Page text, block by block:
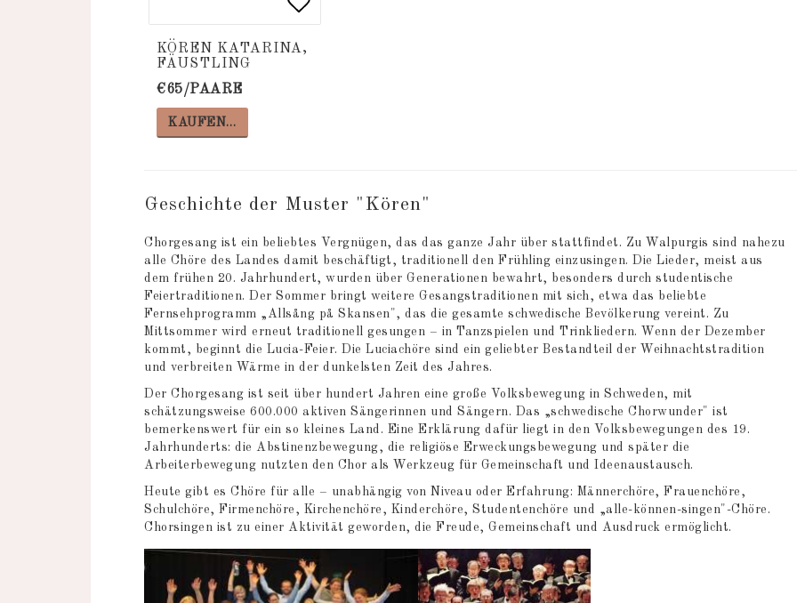
Add to list of favorites
Add to list of favorites
KÖREN KATARINA,
FÄUSTLING
€65/PAARE
KAUFEN…
Geschichte der Muster "Kören"
Chorgesang ist ein beliebtes Vergnügen, das das ganze Jahr über stattfindet. Zu Walpurgis sind nahezu
alle Chöre des Landes damit beschäftigt, traditionell den Frühling einzusingen. Die Lieder, meist aus
dem frühen 20. Jahrhundert, wurden über Generationen bewahrt, besonders durch studentische
Feiertraditionen. Der Sommer bringt weitere Gesangstraditionen mit sich, etwa das beliebte
Fernsehprogramm „Allsång på Skansen", das die gesamte schwedische Bevölkerung vereint. Zu
Mittsommer wird erneut traditionell gesungen – in Tanzspielen und Trinkliedern. Wenn der Dezember
kommt, beginnt die Lucia-Feier. Die Luciachöre sind ein geliebter Bestandteil der Weihnachtstradition
und verbreiten Wärme in der dunkelsten Zeit des Jahres.
Der Chorgesang ist seit über hundert Jahren eine große Volksbewegung in Schweden, mit
schätzungsweise 600.000 aktiven Sängerinnen und Sängern. Das „schwedische Chorwunder" ist
bemerkenswert für ein so kleines Land. Eine Erklärung dafür liegt in den Volksbewegungen des 19.
Jahrhunderts: die Abstinenzbewegung, die religiöse Erweckungsbewegung und später die
Arbeiterbewegung nutzten den Chor als Werkzeug für Gemeinschaft und Ideenaustausch.
Heute gibt es Chöre für alle – unabhängig von Niveau oder Erfahrung: Männerchöre, Frauenchöre,
Schulchöre, Firmenchöre, Kirchenchöre, Kinderchöre, Studentenchöre und „alle-können-singen"-Chöre.
Chorsingen ist zu einer Aktivität geworden, die Freude, Gemeinschaft und Ausdruck ermöglicht.